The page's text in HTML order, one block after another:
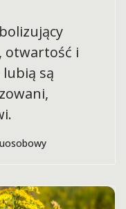
otwartość i
są